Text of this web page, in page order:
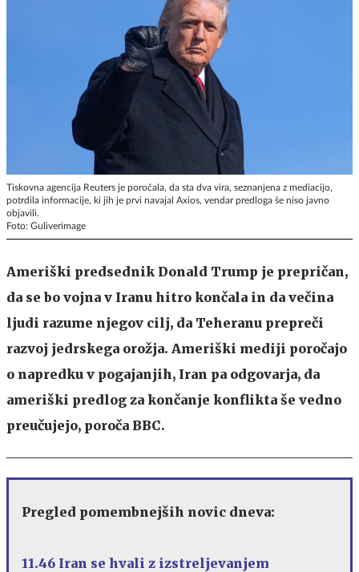
Tiskovna agencija Reuters je poročala, da sta dva vira, seznanjena z mediacijo,
potrdila informacije, ki jih je prvi navajal Axios, vendar predloga še niso javno
objavili.
Foto: Guliverimage
Ameriški predsednik Donald Trump je prepričan,
da se bo vojna v Iranu hitro končala in da večina
ljudi razume njegov cilj, da Teheranu prepreči
razvoj jedrskega orožja. Ameriški mediji poročajo
o napredku v pogajanjih, Iran pa odgovarja, da
ameriški predlog za končanje konflikta še vedno
preučujejo, poroča BBC.
Pregled pomembnejših novic dneva:
11.46 Iran se hvali z izstreljevanjem